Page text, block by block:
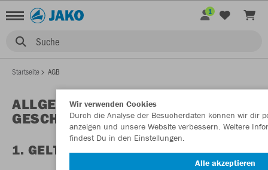
Suche
1
Startseite AGB
ALLGEMEINE
GESCHÄFTSBEDINGUNGEN
1. GELTUNGSBEREICH
Wir verwenden Cookies
Durch die Analyse der Besucherdaten können wir dir
anzeigen und unsere Website verbessern. Weitere
findest Du in den Einstellungen.
Alle akzeptieren